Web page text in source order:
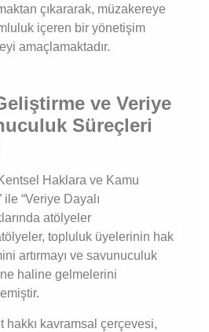
çıkararak, müzakereye
içeren bir yönetişim
amaçlamaktadır.
ve Veriye
Süreçleri
Haklara ve Kamu
“Veriye Dayalı
atölyeler
topluluk üyelerinin hak
artırmayı ve savunuculuk
haline gelmelerini
hakkı kavramsal çerçevesi,